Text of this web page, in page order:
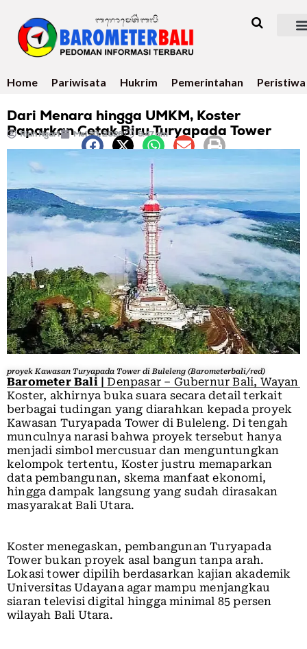
Home Pariwisata Hukrim Pemerintahan Peristiwa
Dari Menara hingga UMKM, Koster
Paparkan Cetak Biru Turyapada Tower
Rian Ngari Mei 20, 2026 9:47 am
proyek Kawasan Turyapada Tower di Buleleng (Barometerbali/red)
Barometer Bali | Denpasar – Gubernur Bali, Wayan
Koster, akhirnya buka suara secara detail terkait
berbagai tudingan yang diarahkan kepada proyek
Kawasan Turyapada Tower di Buleleng. Di tengah
munculnya narasi bahwa proyek tersebut hanya
menjadi simbol mercusuar dan menguntungkan
kelompok tertentu, Koster justru memaparkan
data pembangunan, skema manfaat ekonomi,
hingga dampak langsung yang sudah dirasakan
masyarakat Bali Utara.
Koster menegaskan, pembangunan Turyapada
Tower bukan proyek asal bangun tanpa arah.
Lokasi tower dipilih berdasarkan kajian akademik
Universitas Udayana agar mampu menjangkau
siaran televisi digital hingga minimal 85 persen
wilayah Bali Utara.